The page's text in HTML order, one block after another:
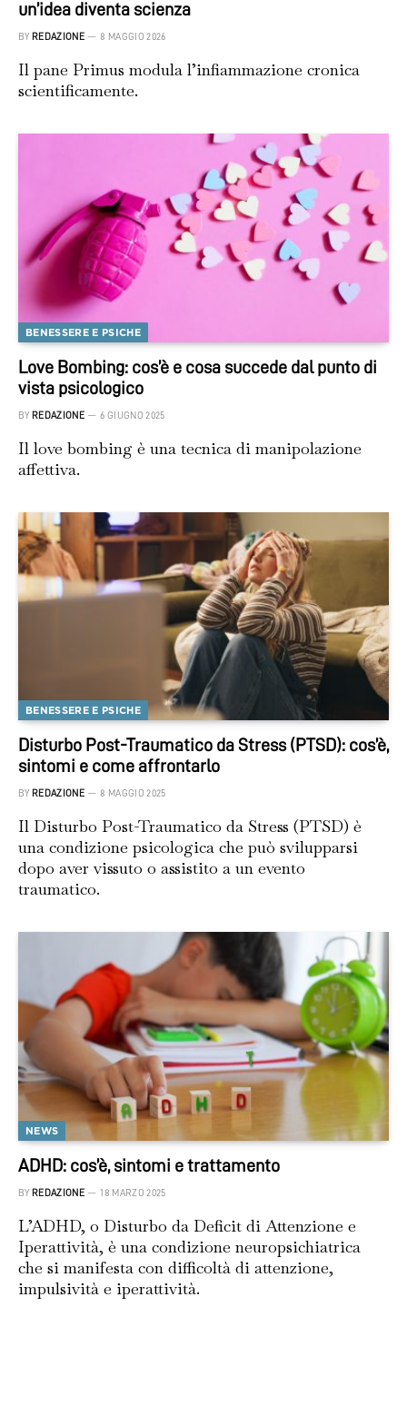
un’idea diventa scienza
BY REDAZIONE 8 MAGGIO 2026
Il pane Primus modula l’infiammazione cronica
scientificamente.
BENESSERE E PSICHE
Love Bombing: cos’è e cosa succede dal punto di
vista psicologico
BY REDAZIONE 6 GIUGNO 2025
Il love bombing è una tecnica di manipolazione
affettiva.
BENESSERE E PSICHE
Disturbo Post-Traumatico da Stress (PTSD): cos’è,
sintomi e come affrontarlo
BY REDAZIONE 8 MAGGIO 2025
Il Disturbo Post-Traumatico da Stress (PTSD) è
una condizione psicologica che può svilupparsi
dopo aver vissuto o assistito a un evento
traumatico.
NEWS
ADHD: cos’è, sintomi e trattamento
BY REDAZIONE 18 MARZO 2025
L’ADHD, o Disturbo da Deficit di Attenzione e
Iperattività, è una condizione neuropsichiatrica
che si manifesta con difficoltà di attenzione,
impulsività e iperattività.